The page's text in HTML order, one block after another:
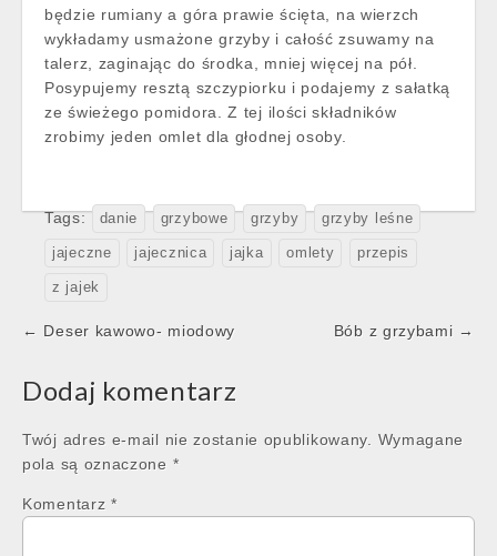
będzie rumiany a góra prawie ścięta, na wierzch
wykładamy usmażone grzyby i całość zsuwamy na
talerz, zaginając do środka, mniej więcej na pół.
Posypujemy resztą szczypiorku i podajemy z sałatką
ze świeżego pomidora. Z tej ilości składników
zrobimy jeden omlet dla głodnej osoby.
Tags: danie grzybowe grzyby grzyby leśne
jajeczne jajecznica jajka omlety przepis
z jajek
Post
← Deser kawowo- miodowy Bób z grzybami →
Dodaj komentarz
Twój adres e-mail nie zostanie opublikowany.
Wymagane
pola są oznaczone *
Komentarz *